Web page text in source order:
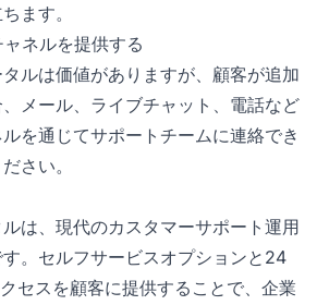
ます。
ネルを提供する
ルは価値がありますが、顧客が追加
メール、ライブチャット、電話など
を通じてサポートチームに連絡でき
さい。
は、現代のカスタマーサポート運用
。セルフサービスオプションと24
セスを顧客に提供することで、企業